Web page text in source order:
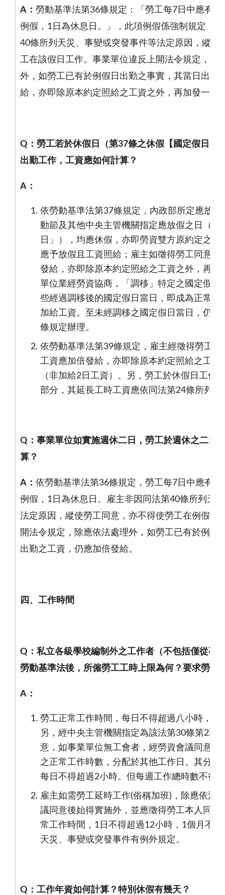
A ： 勞動基準法第36條規定：「勞工每7 日中應有
例假， 1 日為休息日。」，此項例假係強制規定，
40條所列天災、事變或突發事件等法定原因，縱使
工在該假日工作。事業單位違反上開法令規定，除
外，如勞工已有於例假日出勤之事實，其當日出勤
給，亦即除原本約定照給之工資之外，再加發一日
Q ：勞工若於休假日（第37條之休假【國定假日】
出勤工作，工資應如何計算？
A ：
依勞動基準法第37條規定，內政部所定應放
動節及其他中央主管機關指定應放假之日（即
日」），均應休假，亦即勞資雙方原約定之
應予放假且工資照給；雇主如徵得勞工同意於
發給，亦即除原本約定照給之工資之外，再加
單位業經勞資協商，「調移」特定之國定假日
些經過調移後的國定假日當日，即成為正常工
加給工資。至未經調移之國定假日當日，仍應
條規定辦理。
依勞動基準法第39條規定，雇主經徵得勞工
工資應加倍發給，亦即除原本約定照給之工資
（非加給2 日工資）。另，勞工於休假日工作
部分，其延長工時工資應依同法第24條所列標
Q ：事業單位如實施週休二日，勞工於週休之二日
算？
A ： 依勞動基準法第36條規定，勞工每7 日中應有
例假， 1 日為休息日。雇主非因同法第40條所列天
法定原因，縱使勞工同意，亦不得使勞工在例假日
開法令規定，除應依法處理外，如勞工已有於例假
出勤之工資，仍應加倍發給。
四、工作時間
Q ：私立各級學校編制外之工作者（不包括僅從事
勞動基準法後，所僱勞工工時上限為何？要求勞工
A ：
勞工正常工作時間，每日不得超過八小時，每
另，經中央主管機關指定為該法第30條第2項
意，如事業單位無工會者，經勞資會議同意後
之正常工作時數，分配於其他工作日。其分配
每日不得超過2小時。但每週工作總時數不得
雇主如需勞工延時工作(俗稱加班) ，除應依法
議同意後始得實施外，並應徵得勞工本人同意
常工作時間， 1 日不得超過12小時， 1個月不得
天災、事變或突發事件有例外規定。
Q ： 工作年資如何計算？特別休假有幾天？